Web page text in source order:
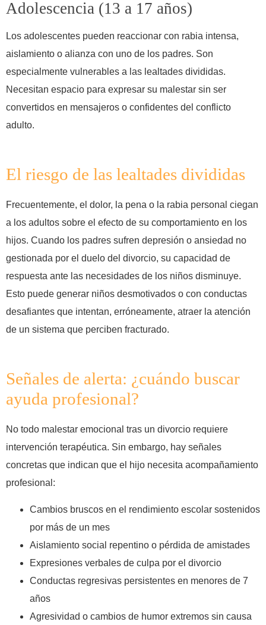
Adolescencia (13 a 17 años)
Los adolescentes pueden reaccionar con rabia intensa,
aislamiento o alianza con uno de los padres. Son
especialmente vulnerables a las lealtades divididas.
Necesitan espacio para expresar su malestar sin ser
convertidos en mensajeros o confidentes del conflicto
adulto.
El riesgo de las lealtades divididas
Frecuentemente, el dolor, la pena o la rabia personal ciegan
a los adultos sobre el efecto de su comportamiento en los
hijos. Cuando los padres sufren depresión o ansiedad no
gestionada por el duelo del divorcio, su capacidad de
respuesta ante las necesidades de los niños disminuye.
Esto puede generar niños desmotivados o con conductas
desafiantes que intentan, erróneamente, atraer la atención
de un sistema que perciben fracturado.
Señales de alerta: ¿cuándo buscar
ayuda profesional?
No todo malestar emocional tras un divorcio requiere
intervención terapéutica. Sin embargo, hay señales
concretas que indican que el hijo necesita acompañamiento
profesional:
Cambios bruscos en el rendimiento escolar sostenidos
por más de un mes
Aislamiento social repentino o pérdida de amistades
Expresiones verbales de culpa por el divorcio
Conductas regresivas persistentes en menores de 7
años
Agresividad o cambios de humor extremos sin causa